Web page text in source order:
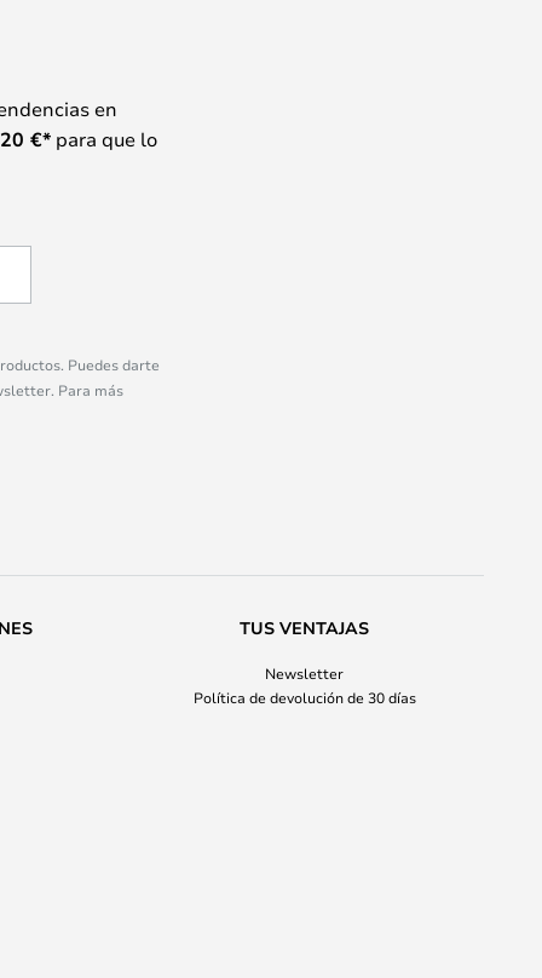
en
20 €*para que lo
Puedes darte
Para más
TUS VENTAJAS
Newsletter
Política de devolución de 30 días